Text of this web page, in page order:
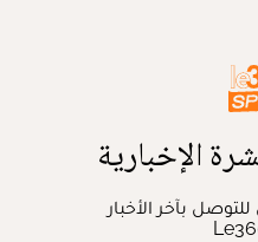
الإخبارية
بآخر الأخبار